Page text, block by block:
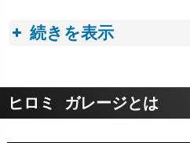
続きを表示
プロフィールトピック
ヒロミ ガレージとは